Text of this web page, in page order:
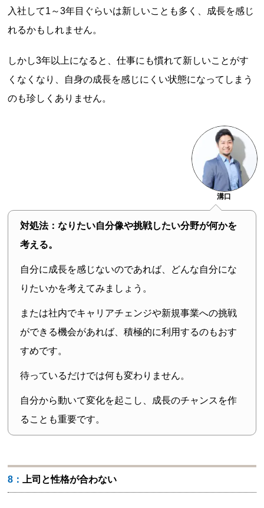
入社して1～3年目ぐらいは新しいことも多く、成長を感じ
れるかもしれません。
しかし3年以上になると、仕事にも慣れて新しいことがす
くなくなり、自身の成長を感じにくい状態になってしまう
のも珍しくありません。
溝口
対処法：なりたい自分像や挑戦したい分野が何かを
考える。
自分に成長を感じないのであれば、どんな自分にな
りたいかを考えてみましょう。
または社内でキャリアチェンジや新規事業への挑戦
ができる機会があれば、積極的に利用するのもおす
すめです。
待っているだけでは何も変わりません。
自分から動いて変化を起こし、成長のチャンスを作
ることも重要です。
8：上司と性格が合わない